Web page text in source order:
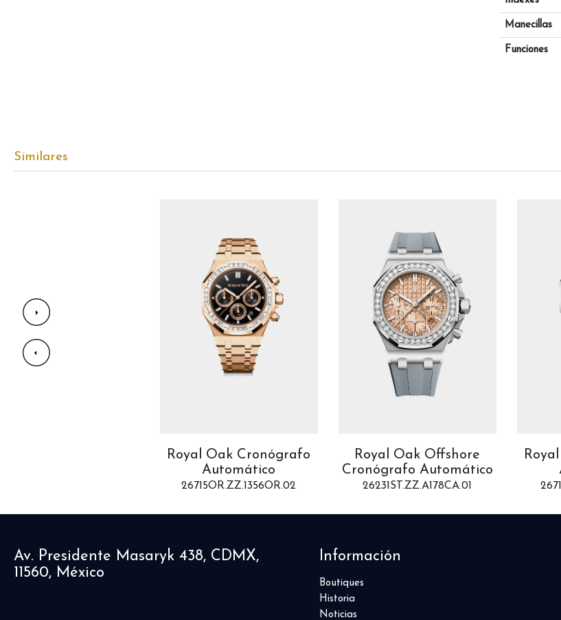
Manecillas
Funciones
Similares
Royal Oak Cronógrafo
Automático
26715OR.ZZ.1356OR.02
Royal Oak Offshore
Cronógrafo Automático
26231ST.ZZ.A178CA.01
Av. Presidente Masaryk 438, CDMX,
11560, México
Información
Boutiques
Historia
Noticias